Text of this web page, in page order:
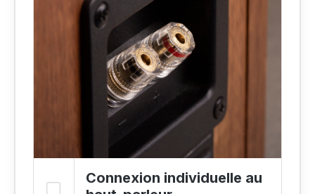
Connexion individuelle au